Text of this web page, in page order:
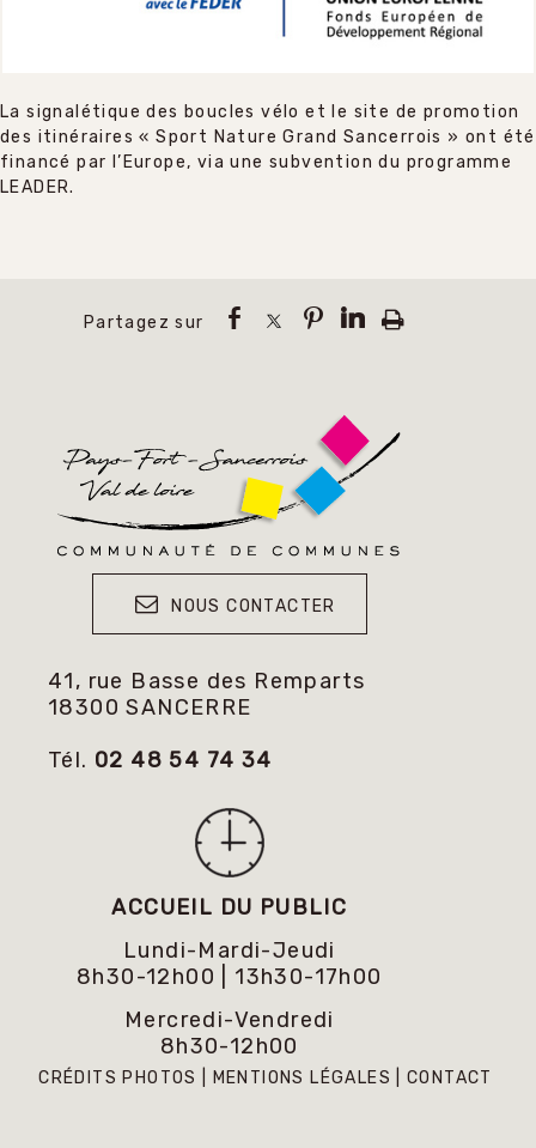
La signalétique des boucles vélo et le site de promotion
des itinéraires « Sport Nature Grand Sancerrois » ont été
financé par l’Europe, via une subvention du programme
LEADER.
NOUS CONTACTER
41, rue Basse des Remparts
18300 SANCERRE
Tél. 02 48 54 74 34
ACCUEIL DU PUBLIC
Lundi-Mardi-Jeudi
8h30-12h00 | 13h30-17h00
Mercredi-Vendredi
8h30-12h00
CRÉDITS PHOTOS MENTIONS LÉGALES CONTACT